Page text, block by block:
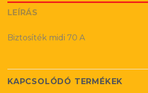
LEÍRÁS
Biztosíték midi 70 A
KAPCSOLÓDÓ TERMÉKEK